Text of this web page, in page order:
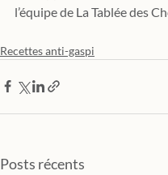
l’équipe de La Tablée des
Recettes anti-gaspi
Posts récents